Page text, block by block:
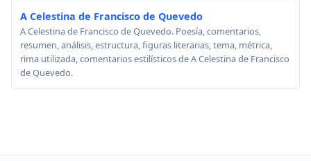
A Celestina de Francisco de Quevedo
A Celestina de Francisco de Quevedo. Poesía, comentarios,
resumen, análisis, estructura, figuras literarias, tema, métrica,
rima utilizada, comentarios estilísticos de A Celestina de Francisco
de Quevedo.